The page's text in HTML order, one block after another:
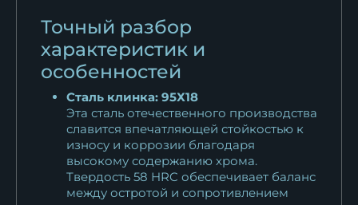
Нож Рыбак 2 х12мф береста с
крючком
10 922₽
Нож Рыбак 2 ХВ-5 береста с
крючком
10 821₽
Нож Рыбак 2 95Х18 береста
Точный разбор
характеристик и
особенностей
Сталь клинка: 95Х18
Эта сталь отечественного производства
славится впечатляющей стойкостью к
износу и коррозии благодаря
высокому содержанию хрома.
Твердость 58 HRC обеспечивает баланс
между остротой и сопротивлением